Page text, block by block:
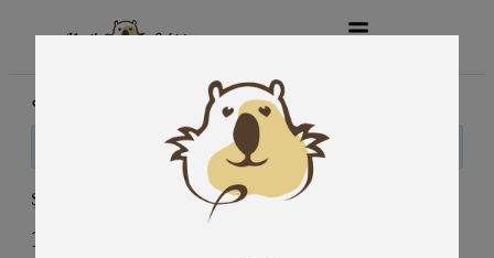
« Tüm Etkinlikler
Bu etkinlik geçti.
Şimdi 90’lar Konseri/Ankara
13 Mart